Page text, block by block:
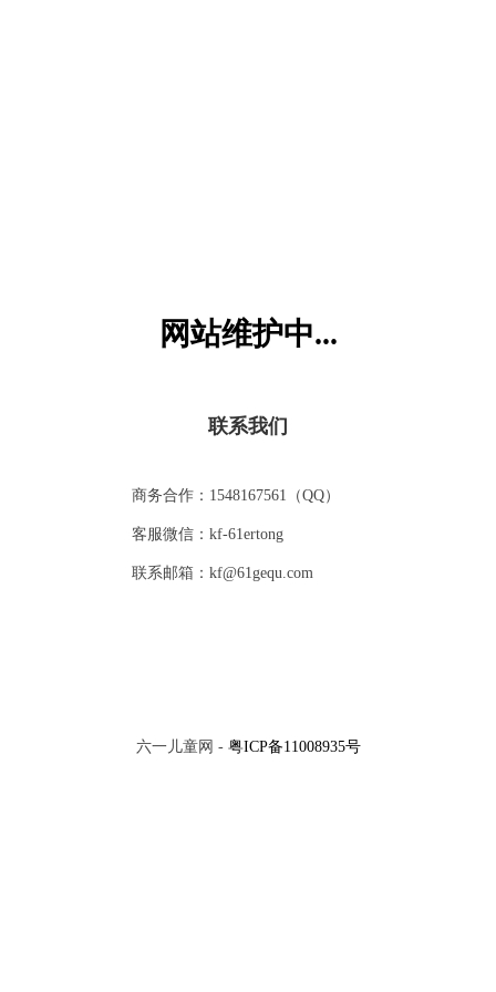
网站维护中...
联系我们
商务合作：1548167561（QQ）
客服微信：kf-61ertong
联系邮箱：kf@61gequ.com
六一儿童网 - 粤ICP备11008935号